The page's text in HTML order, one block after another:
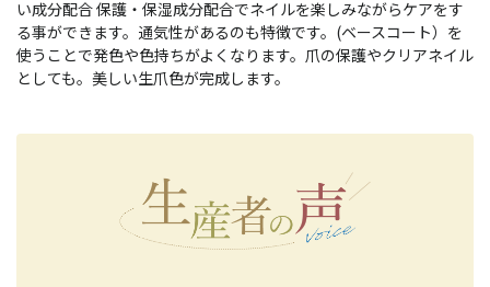
い成分配合 保護・保湿成分配合でネイルを楽しみながらケアをす
る事ができます。通気性があるのも特徴です。(ベースコート）を
使うことで発色や色持ちがよくなります。爪の保護やクリアネイル
としても。美しい生爪色が完成します。